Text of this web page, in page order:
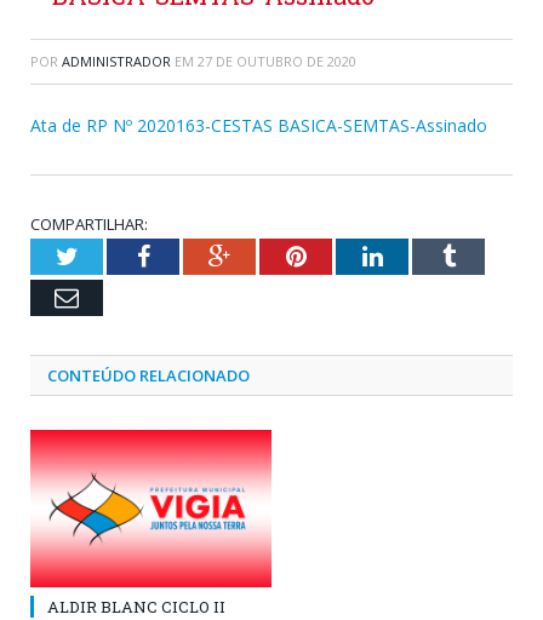
POR ADMINISTRADOR EM 27 DE OUTUBRO DE 2020
Ata de RP Nº 2020163-CESTAS BASICA-SEMTAS-Assinado
COMPARTILHAR:
TwitterFacebookGoogle+PinterestLinkedInTumblr
Email
CONTEÚDO RELACIONADO
ALDIR BLANC CICLO II